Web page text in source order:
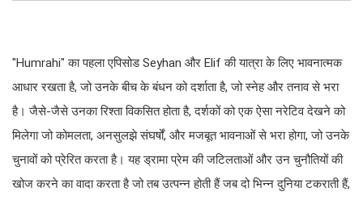
"Humrahi" का पहला एपिसोड Seyhan और Elif की यात्रा के लिए भावनात्मक
आधार रखता है, जो उनके बीच के बंधन को दर्शाता है, जो स्नेह और तनाव से भरा
है। जैसे-जैसे उनका रिश्ता विकसित होता है, दर्शकों को एक ऐसा नरेटिव देखने को
मिलेगा जो कोमलता, अनसुलझे संघर्षों, और मजबूत भावनाओं से भरा होगा, जो उनके
चुनावों को प्रेरित करता है। यह ड्रामा प्रेम की जटिलताओं और उन चुनौतियों की
खोज करने का वादा करता है जो तब उत्पन्न होती हैं जब दो भिन्न दुनिया टकराती हैं,